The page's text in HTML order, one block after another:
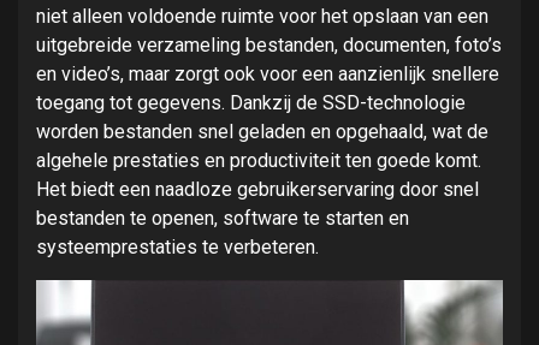
niet alleen voldoende ruimte voor het opslaan van een
uitgebreide verzameling bestanden, documenten, foto’s
en video’s, maar zorgt ook voor een aanzienlijk snellere
toegang tot gegevens. Dankzij de SSD-technologie
worden bestanden snel geladen en opgehaald, wat de
algehele prestaties en productiviteit ten goede komt.
Het biedt een naadloze gebruikerservaring door snel
bestanden te openen, software te starten en
systeemprestaties te verbeteren.